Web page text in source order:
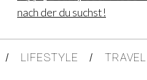
LIFESTYLE TRAVEL